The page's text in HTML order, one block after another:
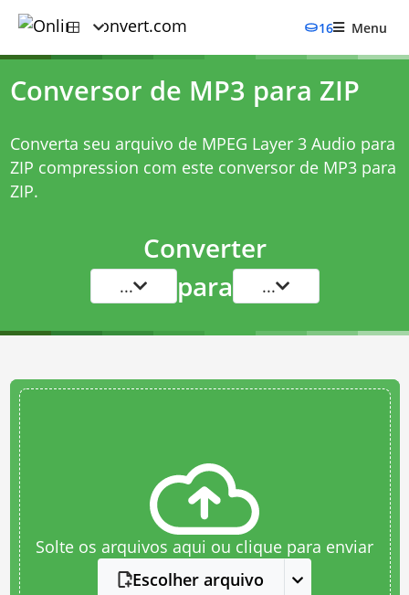
16 Menu
Conversor de MP3 para ZIP
Converta seu arquivo de MPEG Layer 3 Audio para
ZIP compression com este conversor de MP3 para
ZIP.
Converter
... para ...
Solte os arquivos aqui ou clique para enviar
Escolher arquivo